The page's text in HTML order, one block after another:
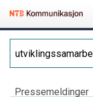
Pressemeldinger